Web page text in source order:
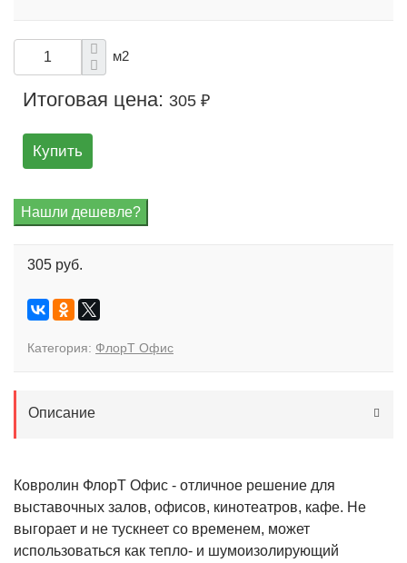
м2
Итоговая цена: 305 ₽
Купить
305 руб.
Категория: ФлорТ Офис
Описание
Ковролин ФлорТ Офис - отличное решение для
выставочных залов, офисов, кинотеатров, кафе. Не
выгорает и не тускнеет со временем, может
использоваться как тепло- и шумоизолирующий